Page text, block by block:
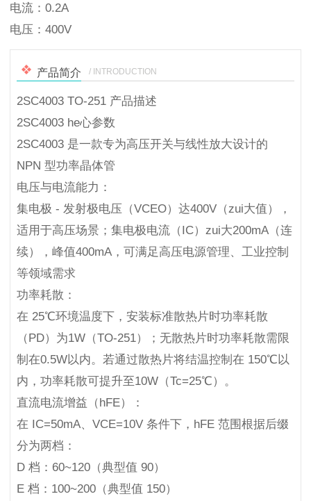
电流：0.2A
电压：400V
产品简介 / INTRODUCTION
2SC4003 TO-251 产品描述
2SC4003 he心参数
2SC4003 是一款专为高压开关与线性放大设计的
NPN 型功率晶体管
电压与电流能力：
集电极 - 发射极电压（VCEO）达400V（zui大值），
适用于高压场景；集电极电流（IC）zui大200mA（连
续），峰值400mA，可满足高压电源管理、工业控制
等领域需求
功率耗散：
在 25℃环境温度下，安装标准散热片时功率耗散
（PD）为1W（TO-251）；无散热片时功率耗散需限
制在0.5W以内。若通过散热片将结温控制在 150℃以
内，功率耗散可提升至10W（Tc=25℃）。
直流电流增益（hFE）：
在 IC=50mA、VCE=10V 条件下，hFE 范围根据后缀
分为两档：
D 档：60~120（典型值 90）
E 档：100~200（典型值 150）